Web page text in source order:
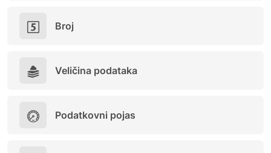
Broj
Veličina podataka
Podatkovni pojas